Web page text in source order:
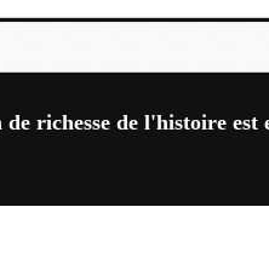
richesse de l'histoire est